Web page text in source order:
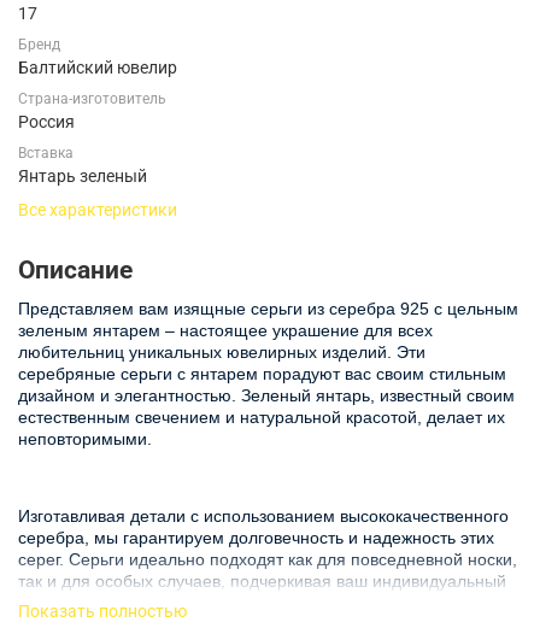
17
Бренд
Балтийский ювелир
Страна-изготовитель
Россия
Вставка
Янтарь зеленый
Все характеристики
Описание
Представляем вам изящные серьги из серебра 925 с цельным
зеленым янтарем – настоящее украшение для всех
любительниц уникальных ювелирных изделий. Эти
серебряные серьги с янтарем порадуют вас своим стильным
дизайном и элегантностью. Зеленый янтарь, известный своим
естественным свечением и натуральной красотой, делает их
неповторимыми.
Изготавливая детали с использованием высококачественного
серебра, мы гарантируем долговечность и надежность этих
серег. Серьги идеально подходят как для повседневной носки,
так и для особых случаев, подчеркивая ваш индивидуальный
стиль. Их универсальный дизайн легко сочетать с различными
Показать полностью